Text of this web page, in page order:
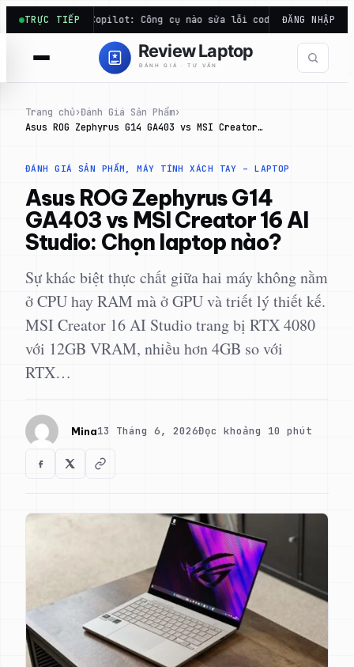
Chuyển
đến
phần
TRỰC TIẾP
và Copilot: Công cụ nào sửa lỗi code hiệu quả… Điểm
ĐĂNG NHẬP
Trang chủ›Đánh Giá Sản Phẩm›
Asus ROG Zephyrus G14 GA403 vs MSI Creator…
ĐÁNH GIÁ SẢN PHẨM , MÁY TÍNH XÁCH TAY – LAPTOP
Asus ROG Zephyrus G14
GA403 vs MSI Creator 16 AI
Studio: Chọn laptop nào?
Sự khác biệt thực chất giữa hai máy không nằm
ở CPU hay RAM mà ở GPU và triết lý thiết kế.
MSI Creator 16 AI Studio trang bị RTX 4080
với 12GB VRAM, nhiều hơn 4GB so với
RTX…
Mina13 Tháng 6, 2026Đọc khoảng 10 phút